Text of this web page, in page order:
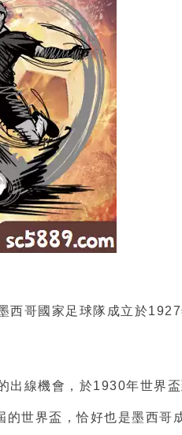
哥國家足球隊成立於
線機會，於1930年世界
世界盃，恰好也是墨西哥